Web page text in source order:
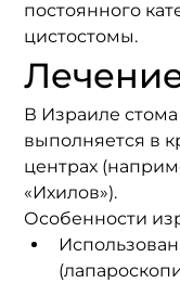
постоянного
цистостомы.
В Израиле
выполняется в
центрах
«Ихилов»).
Особенности